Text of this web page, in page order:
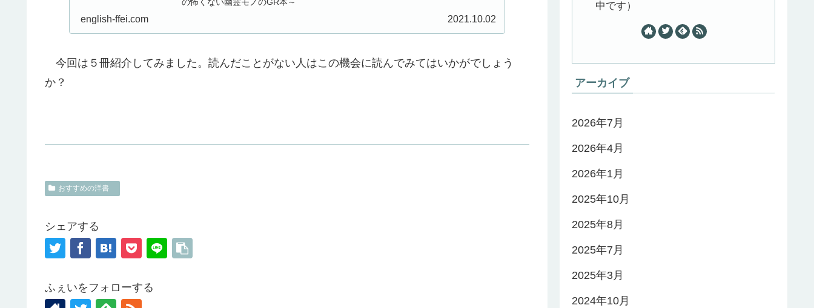
english-ffei.com 2021.10.02
今回は５冊紹介してみました。読んだことがない人はこの機会に読んでみてはいかがでしょう
か？
おすすめの洋書
シェアする
ふぇいをフォローする
中です）
アーカイブ
2026年7月
2026年4月
2026年1月
2025年10月
2025年8月
2025年7月
2025年3月
2024年10月